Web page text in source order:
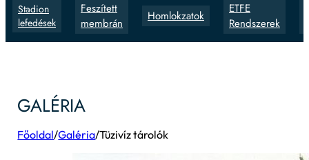
Stadion
lefedések
Feszített
membrán
Homlokzatok
ETFE
Rendszerek
GALÉRIA
Főoldal/Galéria/Tüzivíz tárolók